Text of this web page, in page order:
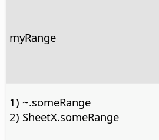
myRange
1) ~.someRange
2) SheetX.someRange